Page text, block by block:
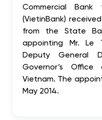
Commercial
(VietinBank)
from the State
appointing Mr. Le
Deputy General
Governor’s
Vietnam. The
May 2014.